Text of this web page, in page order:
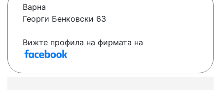
Варна
Георги Бенковски 63
Вижте профила на фирмата на